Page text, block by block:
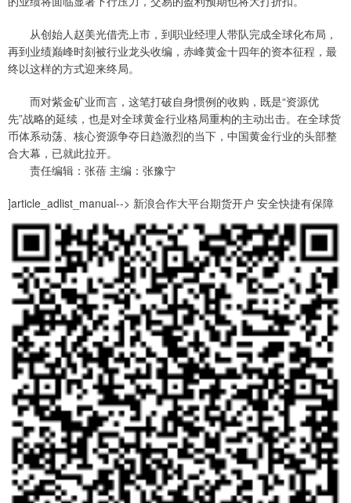
从创始人赵美光借壳上市，到职业经理人带队完成全球化布局，
再到业绩巅峰时刻被行业龙头收编，赤峰黄金十四年的资本征程，最
终以这样的方式迎来终局。
而对紫金矿业而言，这笔打破自身惯例的收购，既是“资源优
先”战略的延续，也是对全球黄金行业格局重构的主动出击。在全球货
币体系动荡、核心资源争夺日趋激烈的当下，中国黄金行业的头部整
合大幕，已就此拉开。
责任编辑：张蓓 主编：张豫宁
]article_adlist_manual--> 新浪合作大平台期货开户 安全快捷有保障